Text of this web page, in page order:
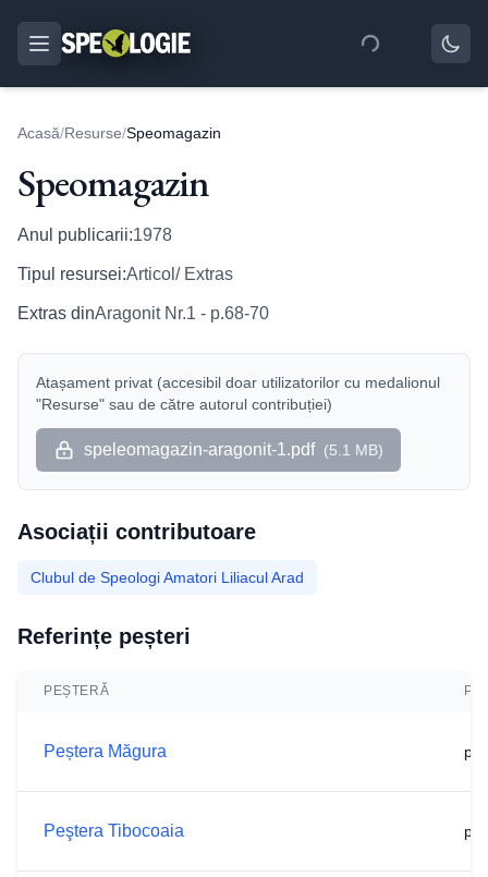
Acasă/Resurse/Speomagazin
Speomagazin
Anul publicarii:1978
Tipul resursei:Articol/ Extras
Extras dinAragonit Nr.1 - p.68-70
Atașament privat (accesibil doar utilizatorilor cu medalionul
"Resurse" sau de către autorul contribuției)
speleomagazin-aragonit-1.pdf (5.1 MB)
Asociații contributoare
Clubul de Speologi Amatori Liliacul Arad
Referințe peșteri
PEȘTERĂ
Peștera Măgura
Peştera Tibocoaia